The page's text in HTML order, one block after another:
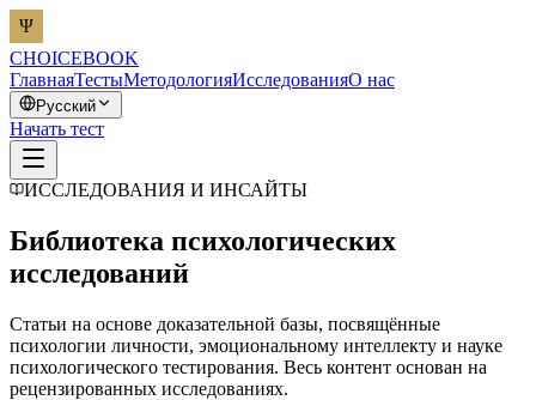
CHOICEBOOK
ГлавнаяТестыМетодологияИсследованияО нас
Русский
Начать тест
ИССЛЕДОВАНИЯ И ИНСАЙТЫ
Библиотека психологических
исследований
Статьи на основе доказательной базы, посвящённые
психологии личности, эмоциональному интеллекту и науке
психологического тестирования. Весь контент основан на
рецензированных исследованиях.